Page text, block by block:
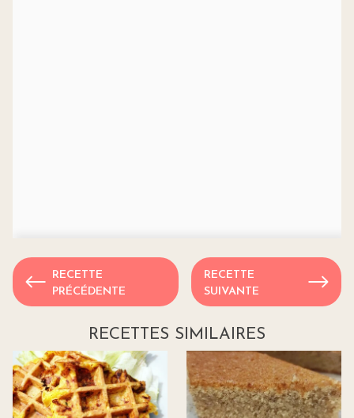
RECETTE
PRÉCÉDENTE
RECETTE
SUIVANTE
RECETTES SIMILAIRES